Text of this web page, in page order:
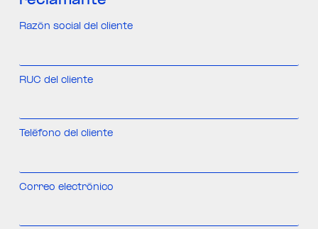
Razón social del cliente
RUC del cliente
Teléfono del cliente
Correo electrónico